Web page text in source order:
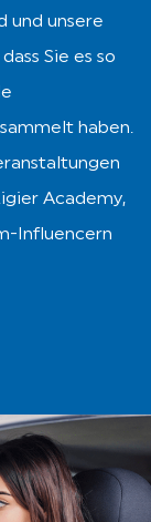
und unsere
Sie es so
haben.
Academy,
Influencern